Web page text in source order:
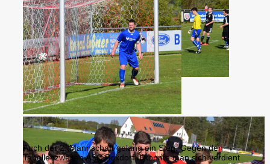
Auch der 2. Mannschaft gelang ein Sieg. Gegen den
Tabellenzweiten ASC Boxdorf II konnte man sich verdient